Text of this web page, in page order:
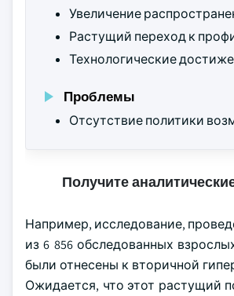
Увеличение
Растущий переход к
Технологические
Проблемы
Отсутствие политики
Получите
Например, исследование,
из 6 856 обследованных
были отнесены к вторичной
Ожидается, что этот растущий